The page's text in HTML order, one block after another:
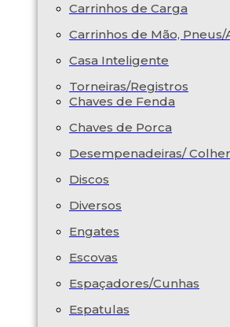
Carrinhos de Carga
Carrinhos de Mão, Pneus/
Casa Inteligente
Torneiras/Registros
Chaves de Fenda
Chaves de Porca
Desempenadeiras/
Discos
Diversos
Engates
Escovas
Espaçadores/Cunhas
Espatulas